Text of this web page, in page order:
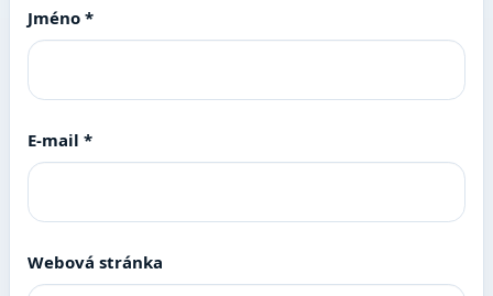
Jméno *
E-mail *
Webová stránka